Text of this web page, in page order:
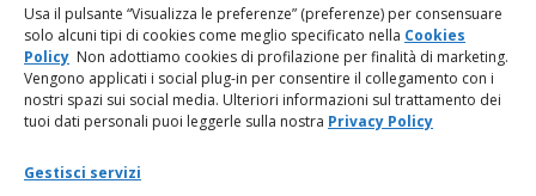
Usa il pulsante “Visualizza le preferenze” (preferenze) per consensuare
solo alcuni tipi di cookies come meglio specificato nella Cookies
Policy Non adottiamo cookies di profilazione per finalità di marketing.
Vengono applicati i social plug-in per consentire il collegamento con i
nostri spazi sui social media. Ulteriori informazioni sul trattamento dei
tuoi dati personali puoi leggerle sulla nostra Privacy Policy
Gestisci servizi
Regolamento categorie particolari di dati personali e dati
giudiziari
Amministrazione Trasparente